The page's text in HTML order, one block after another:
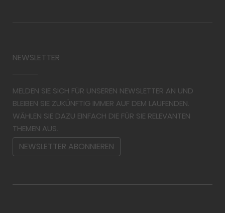
NEWSLETTER
MELDEN SIE SICH FÜR UNSEREN NEWSLETTER AN UND
BLEIBEN SIE ZUKÜNFTIG IMMER AUF DEM LAUFENDEN.
WÄHLEN SIE DAZU EINFACH DIE FÜR SIE RELEVANTEN
THEMEN AUS.
NEWSLETTER ABONNIEREN